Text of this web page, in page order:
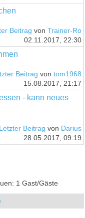
Beitrag von Trainer-Ro
02.11.2017, 22:30
Beitrag von tom1968
15.08.2017, 21:17
- kann neues
Letzter Beitrag von Darius
28.05.2017, 09:19
1 Gast/Gäste